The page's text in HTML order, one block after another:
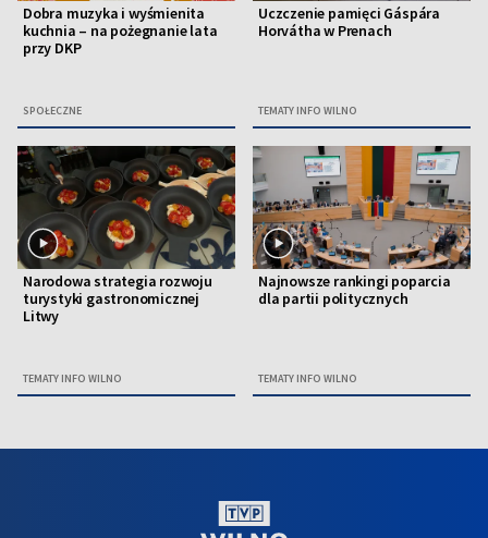
Dobra muzyka i wyśmienita
kuchnia – na pożegnanie lata
przy DKP
SPOŁECZNE
Uczczenie pamięci Gáspára
Horvátha w Prenach
TEMATY INFO WILNO
Narodowa strategia rozwoju
turystyki gastronomicznej
Litwy
TEMATY INFO WILNO
Najnowsze rankingi poparcia
dla partii politycznych
TEMATY INFO WILNO